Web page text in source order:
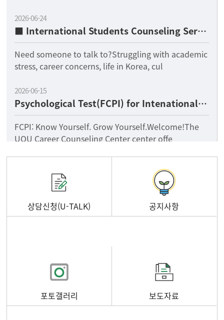
2026-06-24
■ International Students Counseling Service ■
Need someone to talk to?Struggling with academic
stress, career concerns, life in Korea, cul
2026-06-15
Psychological Test(FCPI) for Intenational Students
FCPI: Know Yourself. Grow Yourself.Welcome!The
UOU Career Counseling Center center offe
상담신청(U-TALK) 공지사항
포토갤러리 보도자료